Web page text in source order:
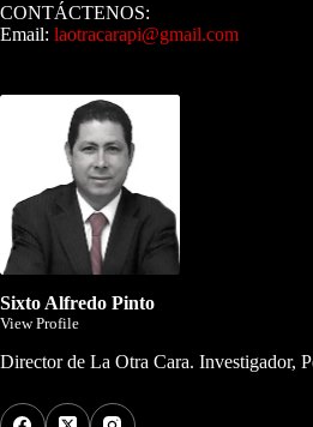
CONTÁCTENOS:
Email: laotracarapi@gmail.com
Sixto Alfredo Pinto
View Profile
Director de La Otra Cara. Investigador,